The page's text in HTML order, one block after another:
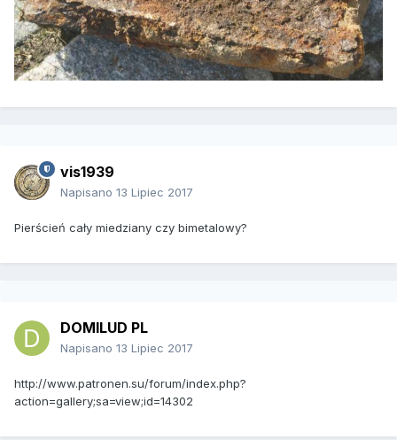
vis1939
Napisano 13 Lipiec 2017
Pierścień cały miedziany czy bimetalowy?
DOMILUD PL
Napisano 13 Lipiec 2017
http://www.patronen.su/forum/index.php?
action=gallery;sa=view;id=14302